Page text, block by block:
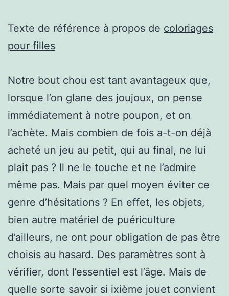
Texte de référence à propos de coloriages
pour filles
Notre bout chou est tant avantageux que,
lorsque l’on glane des joujoux, on pense
immédiatement à notre poupon, et on
l’achète. Mais combien de fois a-t-on déjà
acheté un jeu au petit, qui au final, ne lui
plait pas ? Il ne le touche et ne l’admire
même pas. Mais par quel moyen éviter ce
genre d’hésitations ? En effet, les objets,
bien autre matériel de puériculture
d’ailleurs, ne ont pour obligation de pas être
choisis au hasard. Des paramètres sont à
vérifier, dont l’essentiel est l’âge. Mais de
quelle sorte savoir si ixième jouet convient